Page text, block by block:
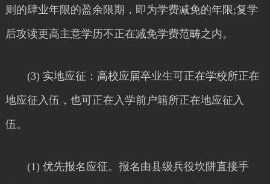
则的肆业年限的盈余限期，即为学费减免的年限;复学
后攻读更高主意学历不正在减免学费范畴之内。
(3) 实地应征：高校应届卒业生可正在学校所正在
地应征入伍，也可正在入学前户籍所正在地应征入
伍。
(1) 优先报名应征。报名由县级兵役坎阱直接手